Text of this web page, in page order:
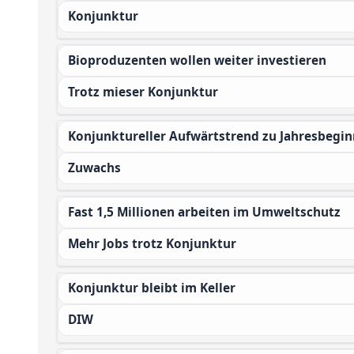
Konjunktur
Bioproduzenten wollen weiter investieren
Trotz mieser Konjunktur
Konjunktureller Aufwärtstrend zu
Zuwachs
Fast 1,5 Millionen arbeiten im Umweltschutz
Mehr Jobs trotz Konjunktur
Konjunktur bleibt im Keller
DIW